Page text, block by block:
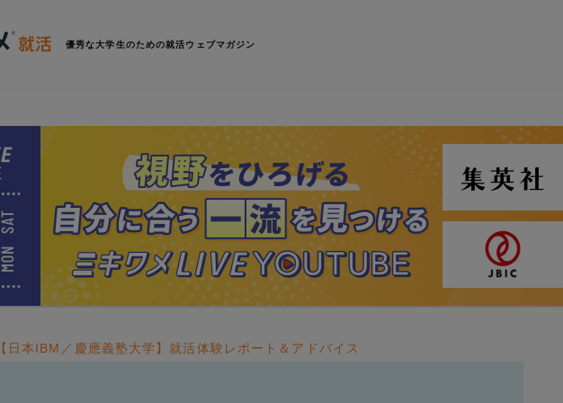
優秀な大学生のための就活ウェブマガジン
【日本IBM／慶應義塾大学】就活体験レポート＆アドバイス